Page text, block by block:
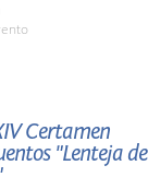
Certamen
"Lenteja de